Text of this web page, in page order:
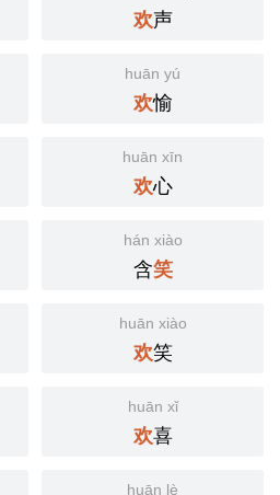
欢声
huān yú
欢愉
huān xīn
欢心
hán xiào
含笑
huān xiào
欢笑
huān xǐ
欢喜
huān lè